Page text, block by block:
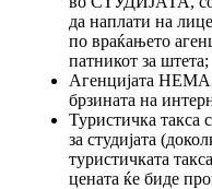
да наплати на
по враќањето
патникот за штета;
Агенцијата НЕМА
брзината на
Туристичка
за студијата
туристичката
цената ќе биде